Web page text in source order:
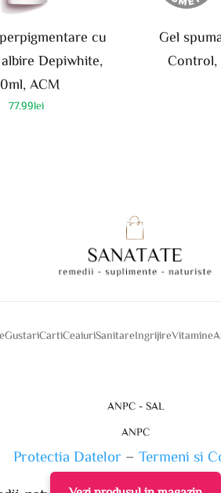
cu
Depiwhite,
ACM
77.99lei
Gel
Control,
GustariCartiCeaiuriSanitareIngrijireVitamine
ANPC - SAL
ANPC
Protectia Datelor – Termeni si